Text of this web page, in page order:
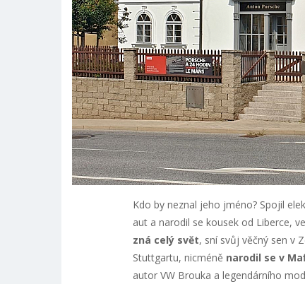
Kdo by neznal jeho jméno? Spojil
aut a narodil se kousek od Liberce,
zná celý svět, sní svůj věčný sen v
Stuttgartu, nicméně narodil se v
autor VW Brouka a legendárního